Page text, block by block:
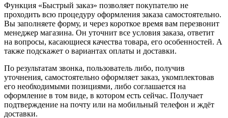
Функция «Быстрый заказ» позволяет покупателю не
проходить всю процедуру оформления заказа самостоятельно.
Вы заполняете форму, и через короткое время вам перезвонит
менеджер магазина. Он уточнит все условия заказа, ответит
на вопросы, касающиеся качества товара, его особенностей. А
также подскажет о вариантах оплаты и доставки.
По результатам звонка, пользователь либо, получив
уточнения, самостоятельно оформляет заказ, укомплектовав
его необходимыми позициями, либо соглашается на
оформление в том виде, в котором есть сейчас. Получает
подтверждение на почту или на мобильный телефон и ждёт
доставки.